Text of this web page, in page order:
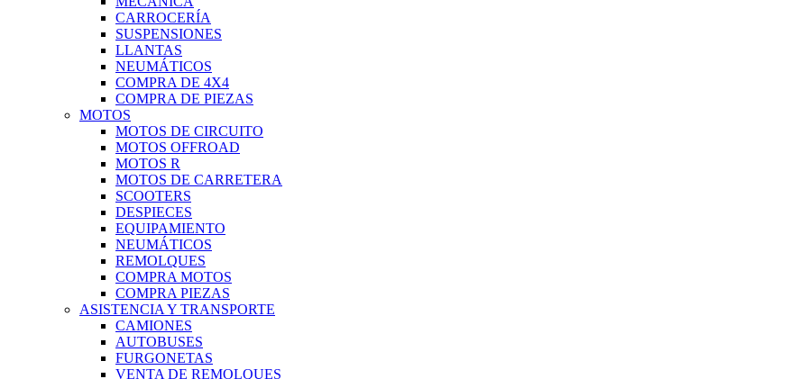
CARROCERÍA
SUSPENSIONES
LLANTAS
NEUMÁTICOS
COMPRA DE 4X4
COMPRA DE PIEZAS
MOTOS
MOTOS DE CIRCUITO
MOTOS OFFROAD
MOTOS R
MOTOS DE CARRETERA
SCOOTERS
DESPIECES
EQUIPAMIENTO
NEUMÁTICOS
REMOLQUES
COMPRA MOTOS
COMPRA PIEZAS
ASISTENCIA Y TRANSPORTE
CAMIONES
AUTOBUSES
FURGONETAS
VENTA DE REMOLQUES